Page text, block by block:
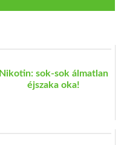
Nikotin: sok-sok álmatlan
éjszaka oka!